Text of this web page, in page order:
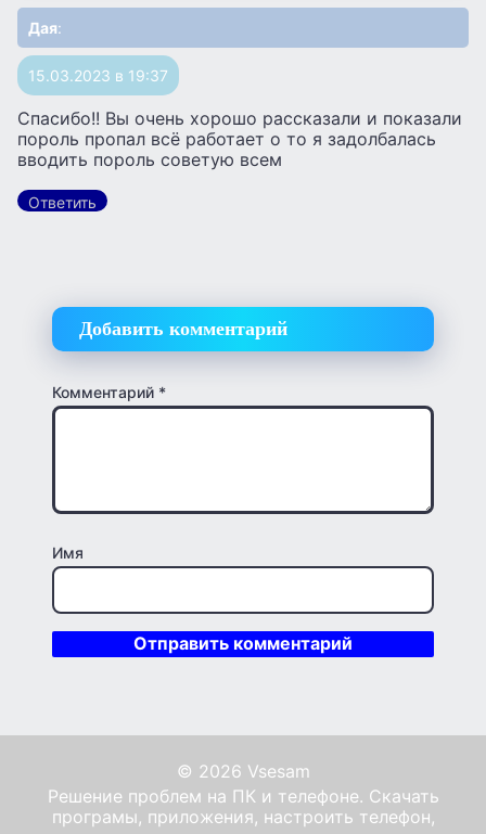
Дая:
15.03.2023 в 19:37
Спасибо!! Вы очень хорошо рассказали и показали
пороль пропал всё работает о то я задолбалась
вводить пороль советую всем
Ответить
Добавить комментарий
Комментарий *
Имя
© 2026 Vsesam
Решение проблем на ПК и телефоне. Скачать
програмы, приложения, настроить телефон,